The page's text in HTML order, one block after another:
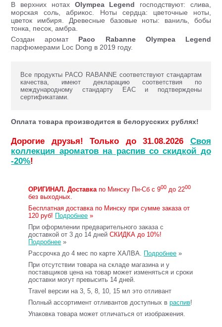
В верхних нотах Olympea Legend господствуют: слива,
морская соль, абрикос. Ноты сердца: цветочные ноты,
цветок имбиря. Древесные базовые ноты: ваниль, бобы
тонка, песок, амбра.
Создан аромат Paco Rabanne
Olympea Legend
парфюмерами Loc Dong в 2019 году.
Все продукты PACO RABANNE соответствуют стандартам
качества, имеют декларацию соответствия по
международному стандарту ЕАС и подтверждены
сертификатами.
Оплата товара производится в белорусских рублях!
Дорогие друзья! Только до 31.08.2026 Своя
коллекция ароматов на распив со скидкой до
-20%!
ОРИГИНАЛ. Доставкапо Минску Пн-Сб с 900 до 2200
без выходных.
Бесплатная доставка по Минску при сумме заказа от
120 руб! Подробнее »
При оформлении предварительного заказа с
доставкой от 3 до 14 днейСКИДКА до 10%!
Подробнее »
Рассрочка до 4 мес по карте ХАЛВА. Подробнее »
При отсутствии товара на складе магазина и у
поставщиков цена на товар может изменяться и сроки
доставки могут превысить 14 дней.
Travel версии на 3, 5, 8, 10, 15 мл это отливант
Полный ассортимент отливантов доступных враспив!
Упаковка товара может отличаться от изображения.